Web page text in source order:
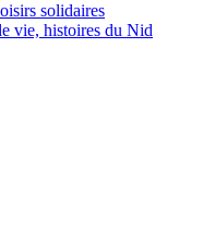
solidaires
vie, histoires du Nid